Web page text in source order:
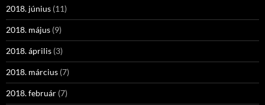
2018. június (11)
2018. május (9)
2018. április (3)
2018. március (7)
2018. február (7)